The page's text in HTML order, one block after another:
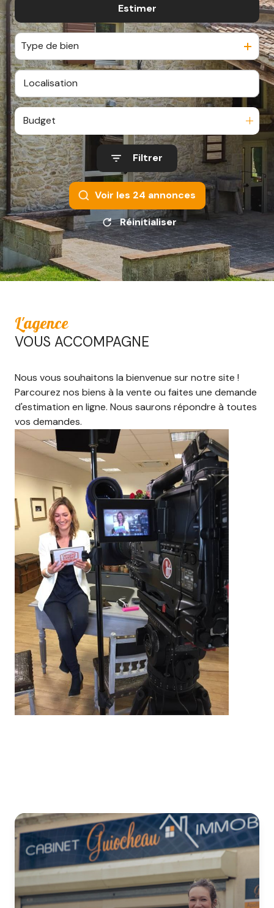
De l'immo pro
Estimer
Type de bien
Budget
Filtrer
Voir les 24 annonces
Réinitialiser
L'agence
VOUS ACCOMPAGNE
Nous vous souhaitons la bienvenue sur notre site !
Parcourez nos biens à la vente ou faites une demande
d'estimation en ligne. Nous saurons répondre à toutes
vos demandes.